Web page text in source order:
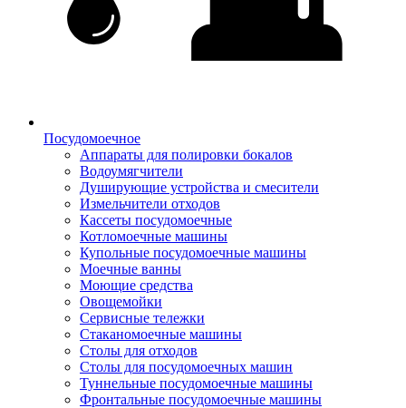
Посудомоечное
Аппараты для полировки бокалов
Водоумягчители
Душирующие устройства и смесители
Измельчители отходов
Кассеты посудомоечные
Котломоечные машины
Купольные посудомоечные машины
Моечные ванны
Моющие средства
Овощемойки
Сервисные тележки
Стаканомоечные машины
Столы для отходов
Столы для посудомоечных машин
Туннельные посудомоечные машины
Фронтальные посудомоечные машины